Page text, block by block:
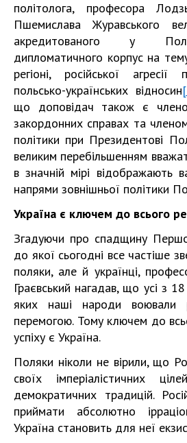
політолога, професора
Пшемислава Журавського
акредитованого у
дипломатичного корпус на
регіоні, російської
польсько-українських відносин
що доповідач також є
закордонних справах та
політики при Президентові
великим перебільшенням
в значній мірі відображають
напрями зовнішньої політики
Україна є ключем до всього
Згадуючи про спадщину
до якої сьогодні все частіше
поляки, але й українці,
Граєвський нагадав, що усі з
яких наші народи воювали
перемогою. Тому ключем до
успіху є Україна.
Поляки ніколи не вірили, що
своїх імперіалістичних
демократичних традицій.
приймати абсолютно
Україна становить для неї